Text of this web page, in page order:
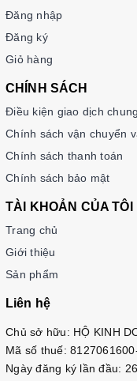
Đăng nhập
Đăng ký
Giỏ hàng
CHÍNH SÁCH
Điều kiện giao dịch chung
Chính sách vận chuyển
Chính sách thanh toán
Chính sách bảo mật
TÀI KHOẢN CỦA TÔI
Trang chủ
Giới thiệu
Sản phẩm
Liên hệ
Chủ sở hữu: HỘ KINH
Mã số thuế:
Ngày đăng ký lần đầu: